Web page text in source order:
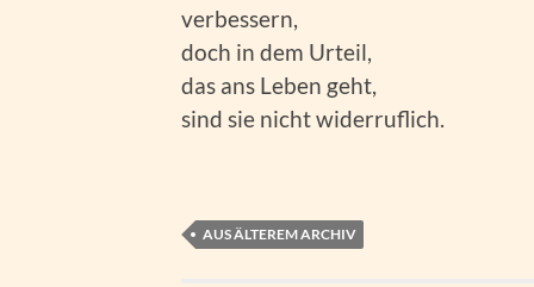
verbessern,
doch in dem Urteil,
das ans Leben geht,
sind sie nicht widerruflich.
AUS ÄLTEREM ARCHIV